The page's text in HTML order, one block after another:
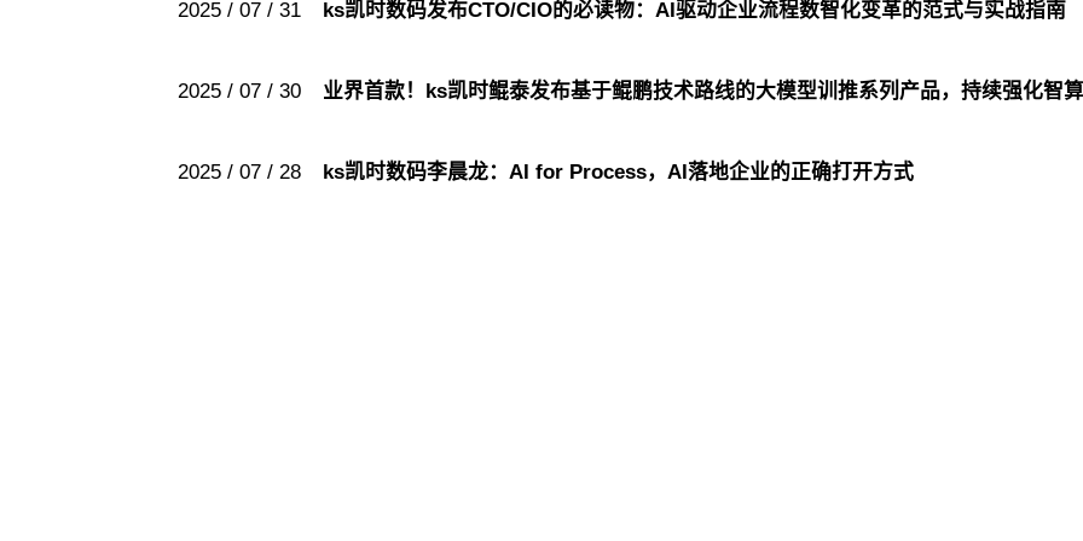
2025 / 07 / 31 ks凯时数码发布CTO/CIO的必读物：AI驱动企业流程数智化变革的范式与实战指南
2025 / 07 / 30 业界首款！ks凯时鲲泰发布基于鲲鹏技术路线的大模型训推系列产品，持续强化智
2025 / 07 / 28 ks凯时数码李晨龙：AI for Process，AI落地企业的正确打开方式